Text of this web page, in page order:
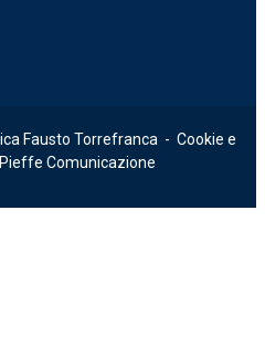
Fausto Torrefranca - Cookie e
Pieffe Comunicazione